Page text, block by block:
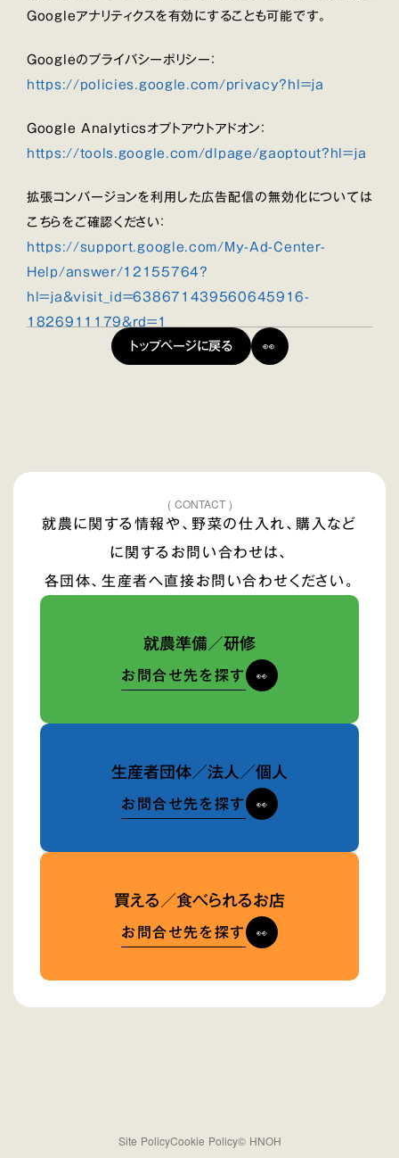
Googleアナリティクスを有効にすることも可能です。
Googleのプライバシーポリシー：
https://policies.google.com/privacy?hl=ja
Google Analyticsオプトアウトアドオン：
https://tools.google.com/dlpage/gaoptout?hl=ja
拡張コンバージョンを利用した広告配信の無効化については
こちらをご確認ください：
https://support.google.com/My-Ad-Center-
Help/answer/12155764?
hl=ja&visit_id=638671439560645916-
1826911179&rd=1
トップページに戻る
👀
( CONTACT )
就農に関する情報や、野菜の仕入れ、購入など
に関するお問い合わせは、
各団体、生産者へ直接お問い合わせください。
就農準備／研修
お問合せ先を探す 👀
生産者団体／法人／個人
お問合せ先を探す 👀
買える／食べられるお店
お問合せ先を探す 👀
Site PolicyCookie Policy© HNOH